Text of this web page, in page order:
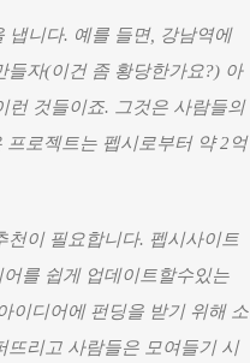
냅니다. 예를 들면, 강남역에
들자(이건 좀 황당한가요?) 아
런 것들이죠. 그것은 사람들의
프로젝트는 펩시로부터 약 2억
천이 필요합니다. 펩시사이트
를 쉽게 업데이트할수있는
이디어에 펀딩을 받기 위해 소
뜨리고 사람들은 모여들기 시